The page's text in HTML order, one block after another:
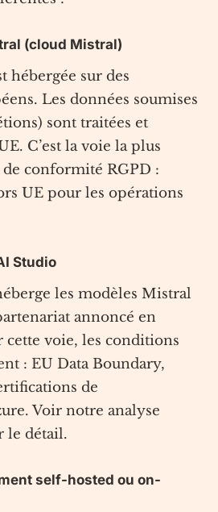
(cloud Mistral)
hébergée sur des
Les données soumises
sont traitées et
C’est la voie la plus
conformité RGPD :
UE pour les opérations
Studio
les modèles Mistral
annoncé en
cette voie, les conditions
: EU Data Boundary,
de
Voir notre analyse
le détail.
self-hosted ou on-